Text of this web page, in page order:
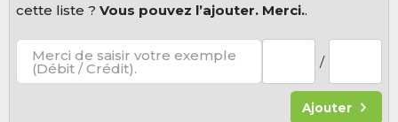
cette liste ?Vous pouvez l’ajouter. Merci..
Merci de saisir votre exemple
(Débit / Crédit). /
Ajouter